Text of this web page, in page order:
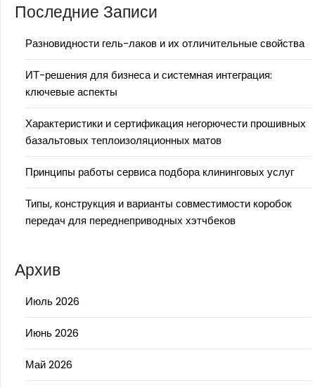
Последние Записи
Разновидности гель-лаков и их отличительные свойства
ИТ-решения для бизнеса и системная интеграция:
ключевые аспекты
Характеристики и сертификация негорючести прошивных
базальтовых теплоизоляционных матов
Принципы работы сервиса подбора клининговых услуг
Типы, конструкция и варианты совместимости коробок
передач для переднеприводных хэтчбеков
Архив
Июль 2026
Июнь 2026
Май 2026